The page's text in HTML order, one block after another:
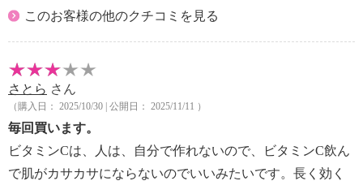
このお客様の他のクチコミを見る
さとら さん
（購入日： 2025/10/30 | 公開日： 2025/11/11 ）
毎回買います。
ビタミンCは、人は、自分で作れないので、ビタミンC飲ん
で肌がカサカサにならないのでいいみたいです。長く効く